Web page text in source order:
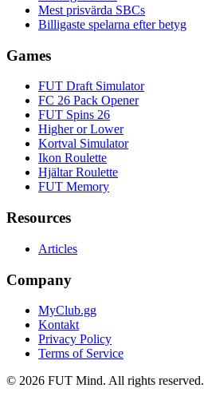
Mest prisvärda SBCs
Billigaste spelarna efter betyg
Games
FUT Draft Simulator
FC 26 Pack Opener
FUT Spins 26
Higher or Lower
Kortval Simulator
Ikon Roulette
Hjältar Roulette
FUT Memory
Resources
Articles
Company
MyClub.gg
Kontakt
Privacy Policy
Terms of Service
© 2026 FUT Mind. All rights reserved.